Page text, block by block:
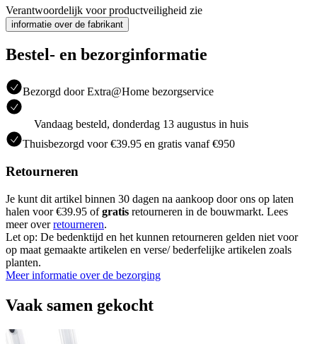
Verantwoordelijk voor productveiligheid zie
informatie over de fabrikant
Bestel- en bezorginformatie
Bezorgd door Extra@Home bezorgservice
Vandaag besteld, donderdag 13 augustus in huis
Thuisbezorgd voor €39.95 en gratis vanaf €950
Retourneren
Je kunt dit artikel binnen 30 dagen na aankoop door ons op laten
halen voor €39.95 ofgratis retourneren in de bouwmarkt. Lees
meer overretourneren.
Let op: De bedenktijd en het kunnen retourneren gelden niet voor
op maat gemaakte artikelen en verse/ bederfelijke artikelen zoals
planten.
Meer informatie over de bezorging
Vaak samen gekocht